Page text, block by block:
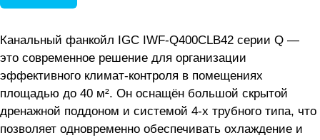
Канальный фанкойл IGC IWF-Q400CLB42 серии Q —
это современное решение для организации
эффективного климат-контроля в помещениях
площадью до 40 м². Он оснащён большой скрытой
дренажной поддоном и системой 4-х трубного типа, что
позволяет одновременно обеспечивать охлаждение и